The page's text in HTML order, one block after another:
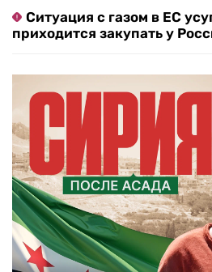
Ситуация с газом в ЕС
приходится закупать у